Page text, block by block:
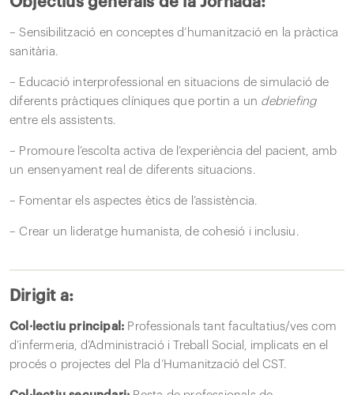
– Sensibilització en conceptes d’humanització en la pràctica
sanitària.
– Educació interprofessional en situacions de simulació de
diferents pràctiques clíniques que portin a un debriefing
entre els assistents.
– Promoure l’escolta activa de l’experiència del pacient, amb
un ensenyament real de diferents situacions.
– Fomentar els aspectes ètics de l’assistència.
– Crear un lideratge humanista, de cohesió i inclusiu.
Dirigit a:
Col·lectiu principal: Professionals tant facultatius/ves com
d’infermeria, d’Administració i Treball Social, implicats en el
procés o projectes del Pla d’Humanització del CST.